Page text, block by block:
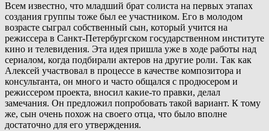
Всем известно, что младший брат солиста на первых этапах
создания группы тоже был ее участником. Его в молодом
возрасте сыграл собственный сын, который учится на
режиссера в Санкт-Петербургском государственном институте
кино и телевидения. Эта идея пришла уже в ходе работы над
сериалом, когда подбирали актеров на другие роли. Так как
Алексей участвовал в процессе в качестве композитора и
консультанта, он много и часто общался с продюсером и
режиссером проекта, вносил какие-то правки, делал
замечания. Он предложил попробовать такой вариант. К тому
же, сын очень похож на своего отца, что было вполне
достаточно для его утверждения.